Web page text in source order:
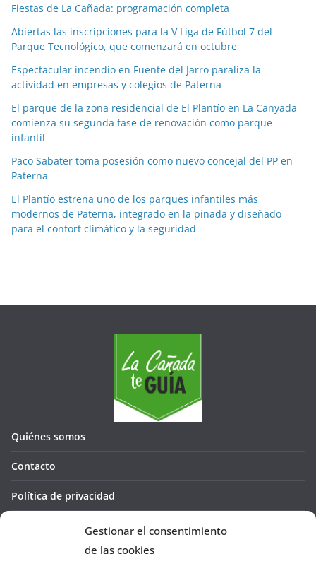
Gestionar el consentimiento
de las cookies
i
a
s
p
o
m
e
e
Fiestas de La Cañada: programación completa
Abiertas las inscripciones para la V Liga de Fútbol 7 del
Parque Tecnológico, que comenzará en octubre
Espectacular incendio en Fuente del Jarro paraliza la
actividad en empresas y colegios de Paterna
El parque de la zona residencial de El Plantío en La Canyada
comienza su segunda fase de renovación como parque
infantil
Paco Sabater toma posesión como nuevo concejal del PP en
Paterna
El Plantío estrena uno de los parques infantiles más
modernos de Paterna, integrado en la pinada y diseñado
para el confort climático y la seguridad
Quiénes somos
Contacto
Política de privacidad
Política de cookies (UE)